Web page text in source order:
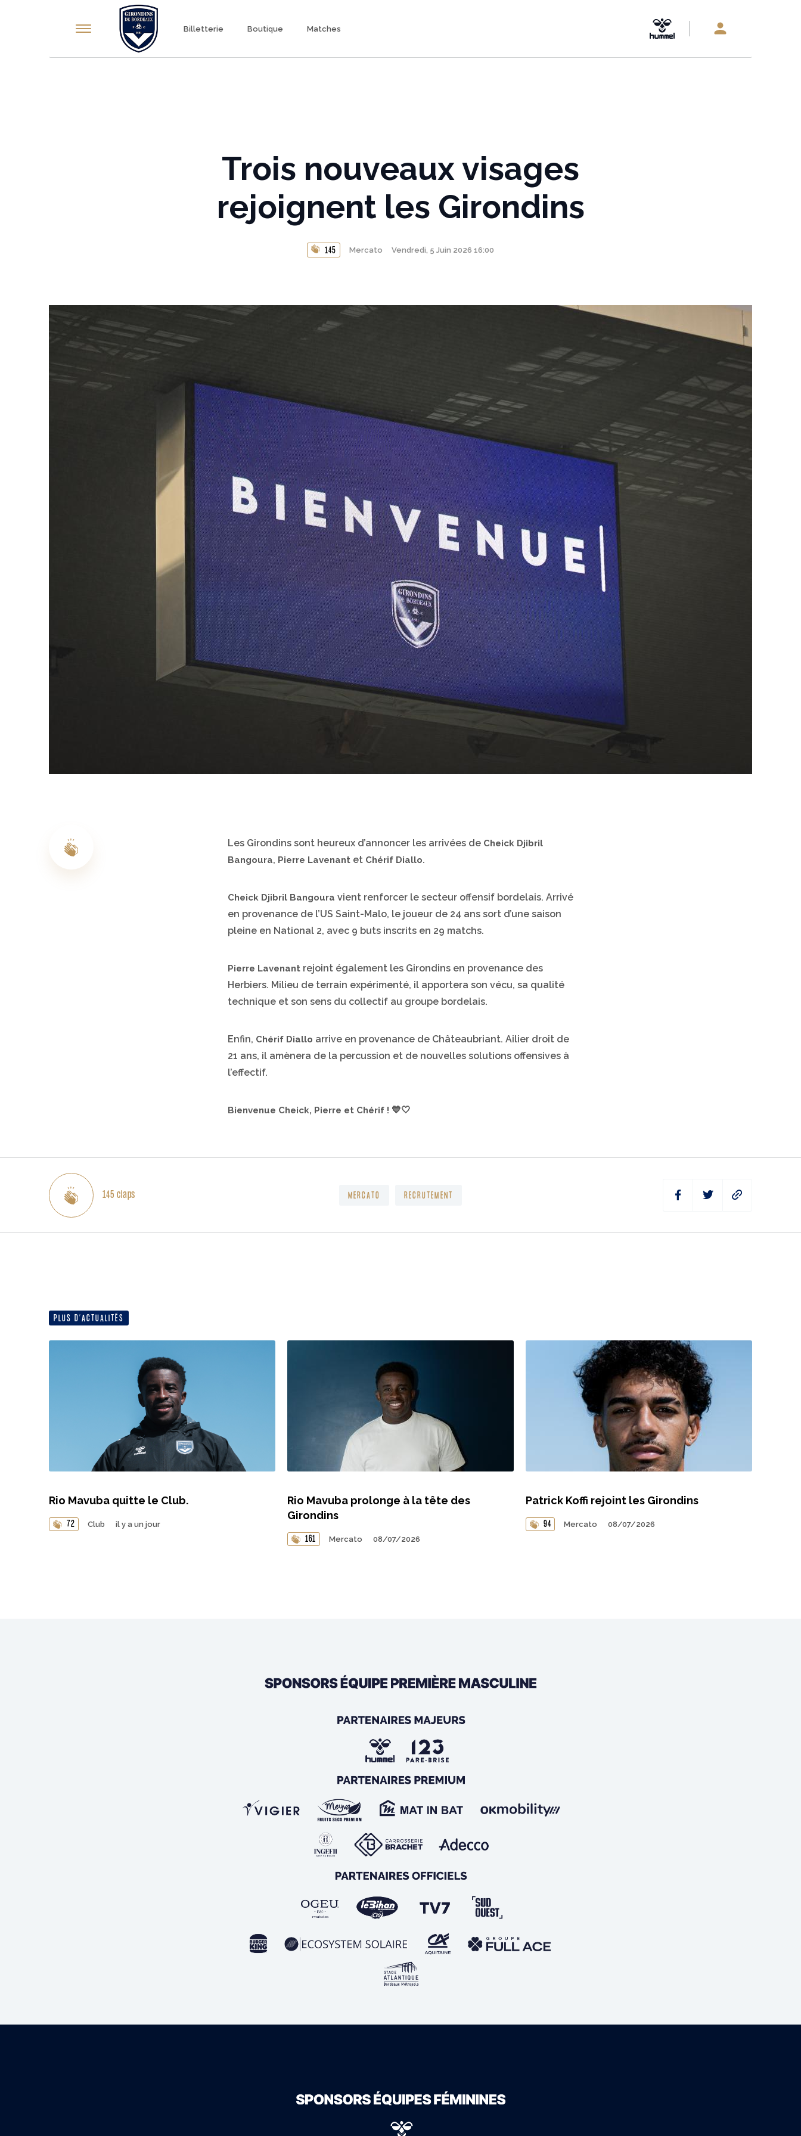
Billetterie Boutique Matches
Trois nouveaux visages
rejoignent les Girondins
145 Mercato Vendredi, 5 Juin 2026 16:00
Les Girondins sont heureux d’annoncer les arrivées de Cheick Djibril
Bangoura, Pierre Lavenant et Chérif Diallo.
Cheick Djibril Bangoura vient renforcer le secteur offensif bordelais. Arrivé
en provenance de l’US Saint-Malo, le joueur de 24 ans sort d’une saison
pleine en National 2, avec 9 buts inscrits en 29 matchs.
Pierre Lavenant rejoint également les Girondins en provenance des
Herbiers. Milieu de terrain expérimenté, il apportera son vécu, sa qualité
technique et son sens du collectif au groupe bordelais.
Enfin, Chérif Diallo arrive en provenance de Châteaubriant. Ailier droit de
21 ans, il amènera de la percussion et de nouvelles solutions offensives à
l’effectif.
Bienvenue Cheick, Pierre et Chérif ! 💙🤍
MERCATO RECRUTEMENT
145 claps
PLUS D’ACTUALITÉS
Rio Mavuba quitte le Club.
72 Club il y a un jour
Rio Mavuba prolonge à la tête des
Girondins
161 Mercato 08/07/2026
Patrick Koffi rejoint les Girondins
94 Mercato 08/07/2026